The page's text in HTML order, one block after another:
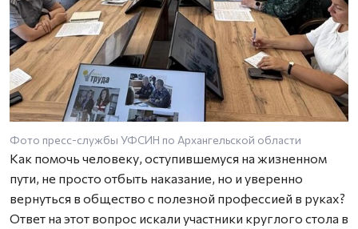
Фото пресс-службы УФСИН по Архангельской области
Как помочь человеку, оступившемуся на жизненном
пути, не просто отбыть наказание, но и уверенно
вернуться в общество с полезной профессией в руках?
Ответ на этот вопрос искали участники круглого стола в